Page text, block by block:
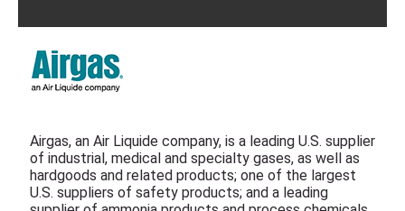
of industrial, medical and specialty gases, as well as
hardgoods and related products; one of the largest
U.S. suppliers of safety products; and a leading
Airgas
Air Liquide Canada